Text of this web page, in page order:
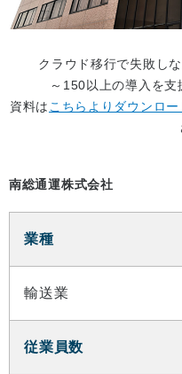
クラウド移行で失敗し
～150以上の導入を
資料は こちらよりダウンロー
南総通運株式会社
業種
輸送業
従業員数